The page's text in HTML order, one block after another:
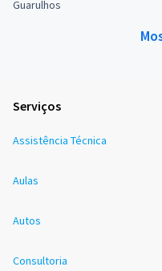
Guarulhos
Serviços
Assistência Técnica
Aulas
Autos
Consultoria